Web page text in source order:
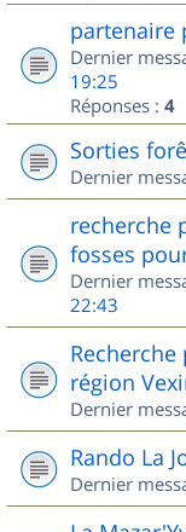
partenaire
Dernier
19:25
Réponses : 4
Sorties
Dernier
recherche
fosses
Dernier
22:43
Recherche
région
Dernier
Rando La
Dernier